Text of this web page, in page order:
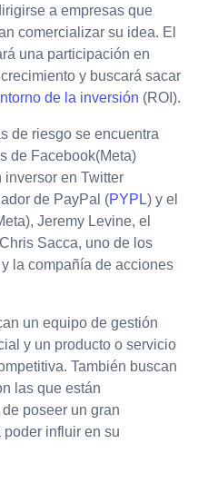
a empresas que
comercializar su idea. El
una participación en
y buscará sacar
de la inversión (ROI).
de riesgo se encuentra
de Facebook(Meta)
inversor en Twitter
de PayPal (PYPL) y el
Jeremy Levine, el
Sacca, uno de los
la compañía de acciones
un equipo de gestión
y un producto o servicio
También buscan
las que están
poseer un gran
influir en su